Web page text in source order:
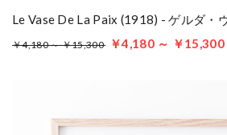
Le Vase De La Paix (1918) - ゲルダ・
￥4,180 ～ ￥15,300 ￥4,180 ～ ￥15,300